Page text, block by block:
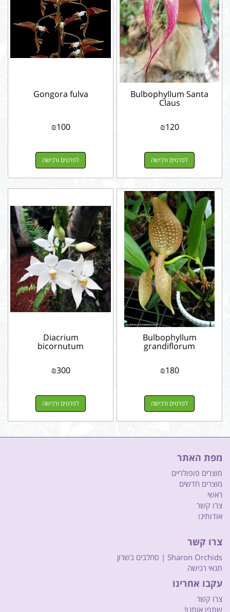
Bulbophyllum Santa
Claus
₪120
לפרטים ורכישה
Gongora fulva
₪100
לפרטים ורכישה
Bulbophyllum
grandiflorum
₪180
לפרטים ורכישה
Diacrium
bicornutum
₪300
לפרטים ורכישה
מפת האתר
מוצרים פופולריים
מוצרים חדשים
ראשי
צרו קשר
אודותינו
צרו קשר
Sharon Orchids | סחלבים בשרון
תנאי רכישה
עקבו אחרינו
צרו קשר
שתפו אותנו!